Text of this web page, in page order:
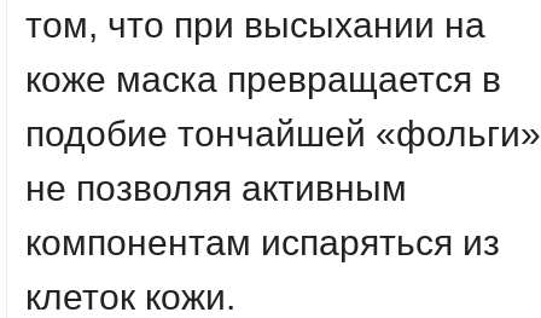
том, что при высыхании на
коже маска превращается в
подобие тончайшей
не позволяя активным
компонентам испаряться из
клеток кожи.